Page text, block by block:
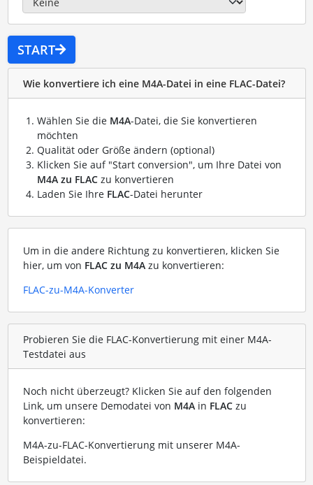
START
Wie konvertiere ich eine M4A-Datei in eine FLAC-Datei?
Wählen Sie die M4A-Datei, die Sie konvertieren
möchten
Qualität oder Größe ändern (optional)
Klicken Sie auf "Start conversion", um Ihre Datei von
M4A zu FLACzu konvertieren
Laden Sie Ihre FLAC-Datei herunter
Um in die andere Richtung zu konvertieren, klicken Sie
hier, um von FLAC zu M4Azu konvertieren:
FLAC-zu-M4A-Konverter
Probieren Sie die FLAC-Konvertierung mit einer M4A-
Testdatei aus
Noch nicht überzeugt? Klicken Sie auf den folgenden
Link, um unsere Demodatei von M4Ain FLACzu
konvertieren:
M4A-zu-FLAC-Konvertierung mit unserer M4A-
Beispieldatei.